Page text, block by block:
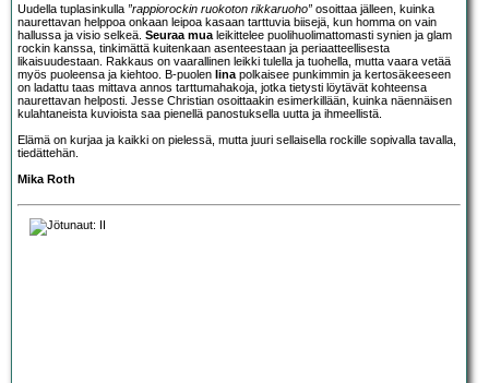
Uudella tuplasinkulla ”rappiorockin ruokoton rikkaruoho” osoittaa jälleen, kuinka
naurettavan helppoa onkaan leipoa kasaan tarttuvia biisejä, kun homma on vain
hallussa ja visio selkeä. Seuraa mua leikittelee puolihuolimattomasti synien ja glam
rockin kanssa, tinkimättä kuitenkaan asenteestaan ja periaatteellisesta
likaisuudestaan. Rakkaus on vaarallinen leikki tulella ja tuohella, mutta vaara vetää
myös puoleensa ja kiehtoo. B-puolen Iina polkaisee punkimmin ja kertosäkeeseen
on ladattu taas mittava annos tarttumahakoja, jotka tietysti löytävät kohteensa
naurettavan helposti. Jesse Christian osoittaakin esimerkillään, kuinka näennäisen
kulahtaneista kuvioista saa pienellä panostuksella uutta ja ihmeellistä.
Elämä on kurjaa ja kaikki on pielessä, mutta juuri sellaisella rockille sopivalla tavalla,
tiedättehän.
Mika Roth